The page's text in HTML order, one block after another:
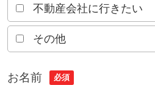
不動産会社に行きたい
その他
お名前 必須